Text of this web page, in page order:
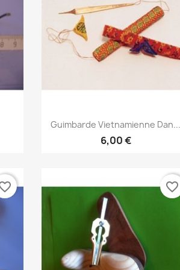
Aperçu rapide
Guimbarde Vietnamienne Dan...
6,00 €
favorite_border